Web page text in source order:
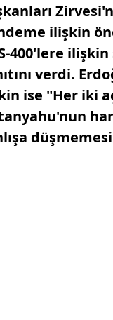
ilişkin
400'lere
verdi.
ise "Her iki